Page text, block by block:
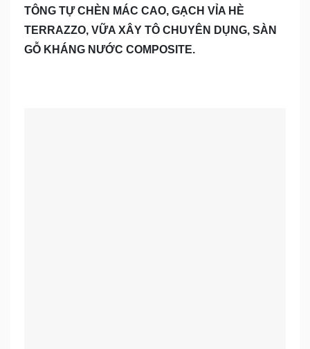
TÔNG TỰ CHÈN MÁC CAO, GẠCH VỈA HÈ
TERRAZZO, VỮA XÂY TÔ CHUYÊN DỤNG, SÀN
GỖ KHÁNG NƯỚC COMPOSITE.